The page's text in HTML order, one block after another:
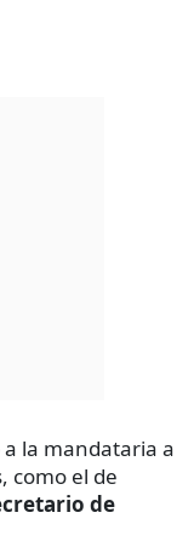
la mandataria a
como el de
de